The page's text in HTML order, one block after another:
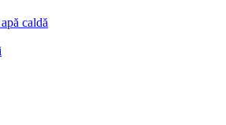
caldă